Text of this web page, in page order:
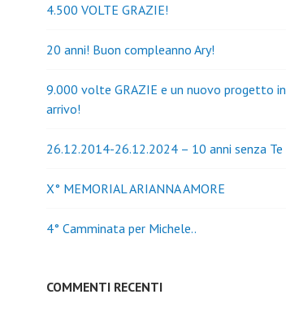
4.500 VOLTE GRAZIE!
20 anni! Buon compleanno Ary!
9.000 volte GRAZIE e un nuovo progetto in
arrivo!
26.12.2014-26.12.2024 – 10 anni senza Te
X° MEMORIAL ARIANNA AMORE
4° Camminata per Michele..
COMMENTI RECENTI